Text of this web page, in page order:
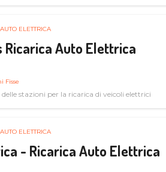
ELETTRICA
Ricarica Auto Elettrica
Fisse
stazioni per la ricarica di veicoli elettrici
ELETTRICA
- Ricarica Auto Elettrica